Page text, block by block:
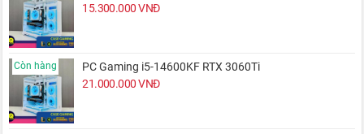
15.300.000VNĐ
PC Gaming i5-14600KF RTX 3060Ti
Còn hàng
21.000.000VNĐ